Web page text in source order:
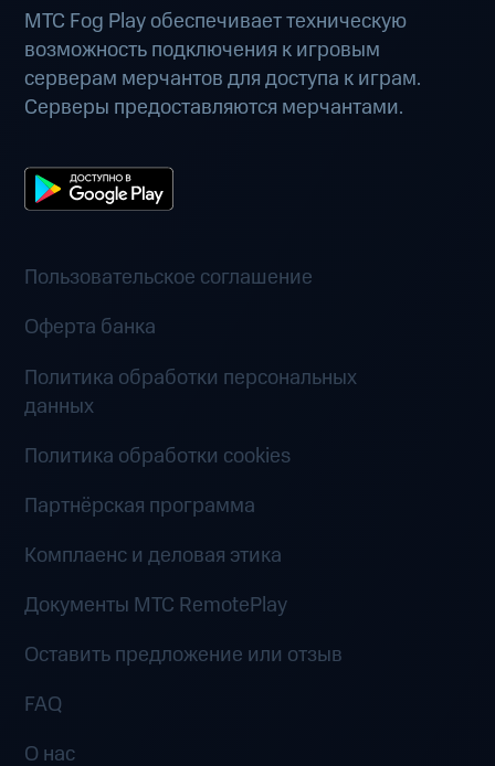
МТС Fog Play обеспечивает техническую
возможность подключения к игровым
серверам мерчантов для доступа к играм.
Серверы предоставляются мерчантами.
Пользовательское соглашение
Оферта банка
Политика обработки персональных
данных
Политика обработки cookies
Партнёрская программа
Комплаенс и деловая этика
Документы MTC RemotePlay
Оставить предложение или отзыв
FAQ
О нас